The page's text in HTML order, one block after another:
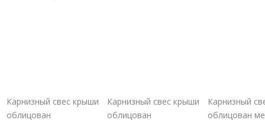
Карнизный свес крыши
облицован
Карнизный свес крыши
облицован
Карнизный
облицован